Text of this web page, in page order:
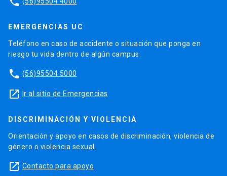
EMERGENCIAS UC
Teléfono en caso de accidente o situación que ponga en
riesgo tu vida dentro de algún campus.
phone (56)95504 5000
launch Ir al sitio de Emergencias
DISCRIMINACIÓN Y VIOLENCIA
Orientación y apoyo en casos de discriminación, violencia de
género o violencia sexual.
launch Contacto para apoyo